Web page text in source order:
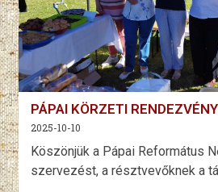
PÁPAI KÖRZETI RENDEZVÉNY
2025-10-10
Köszönjük a Pápai Református
szervezést, a résztvevőknek a